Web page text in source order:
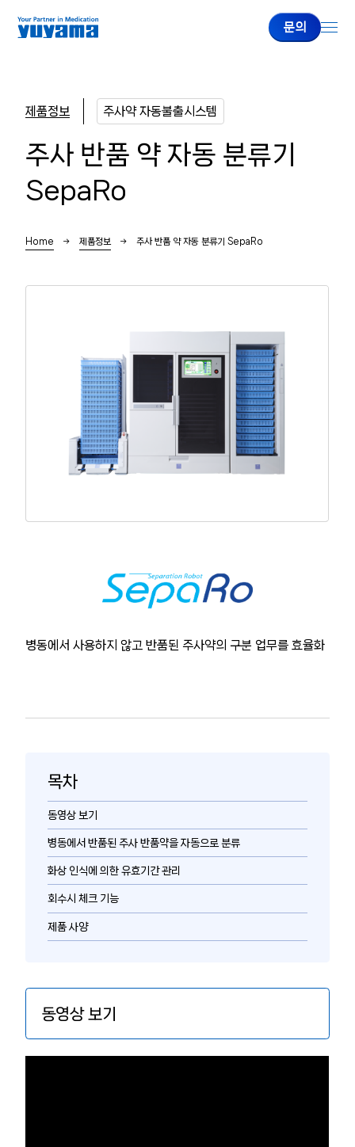
문의
유야마 소개
대표 인사
산약 분포기
산약 조제 로봇
일포화 정제 분류 장치
정제 관련 기기
사용자 보고서
제품정보 주사약 자동불출시스템
주사 반품 약 자동 분류기
SepaRo
Home 제품정보 주사 반품 약 자동 분류기 SepaRo
병동에서 사용하지 않고 반품된 주사약의 구분 업무를 효율화
목차
동영상 보기
병동에서 반품된 주사 반품약을 자동으로 분류
화상 인식에 의한 유효기간 관리
회수시 체크 기능
제품 사양
동영상 보기